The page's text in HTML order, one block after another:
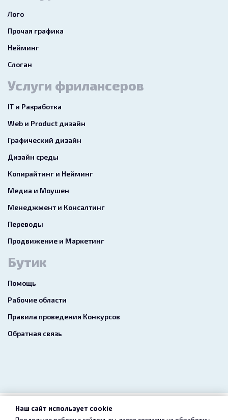
Лого
Прочая графика
Нейминг
Слоган
Услуги фрилансеров
IT и Разработка
Web и Product дизайн
Графический дизайн
Дизайн среды
Копирайтинг и Нейминг
Медиа и Моушен
Менеджмент и Консалтинг
Переводы
Продвижение и Маркетинг
Бутик
Помощь
Рабочие области
Правила проведения Конкурсов
Обратная связь
2026 freelance.boutique
Наш сайт использует cookie